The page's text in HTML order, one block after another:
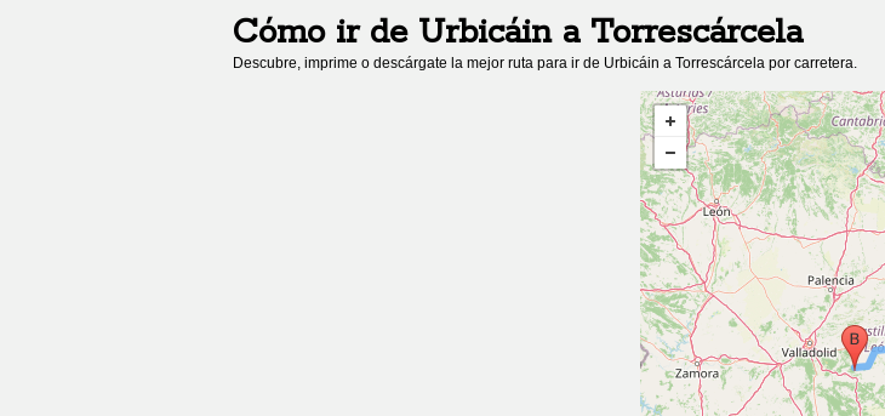
Cómo ir de Urbicáina Torrescárcela
Descubre, imprime o descárgate la mejor ruta para ir de Urbicáin a Torrescárcela por carretera.